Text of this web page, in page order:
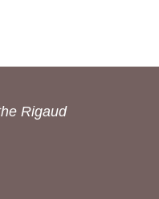
Rigaud